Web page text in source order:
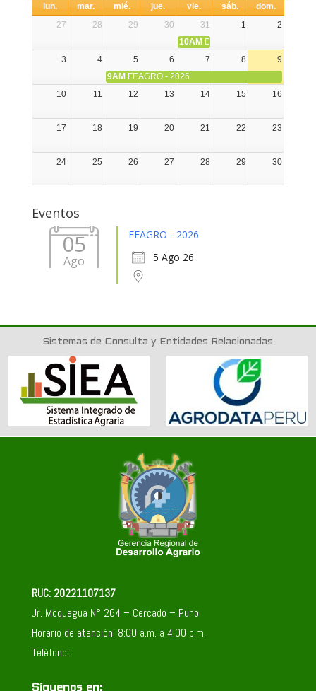
lun. mar. mié. jue. vie. sáb.
dom.
27
28 29 30 31 1
2
10AM DIA NACIONAL DE LA
3
4 5 6 7 8
9
9AM FEAGRO - 2026
10
11 12 13 14 15 16
17 18 19 20 21 22 23
24 25 26 27 28 29 30
Eventos
05
Ago
FEAGRO - 2026
5 Ago 26
Sistemas de Consulta y Entidades Relacionadas
RUC: 20221107137
Jr. Moquegua N° 264 – Cercado – Puno
Horario de atención: 8:00 a.m. a 4:00 p.m.
Teléfono:
Síguenos en: